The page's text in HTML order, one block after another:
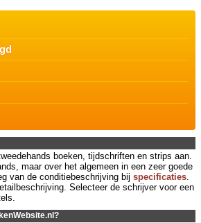
boeken, tijdschriften en strips aan.
maar over het algemeen in een zeer goede
van de conditiebeschrijving bij specificaties.
Selecteer de schrijver voor een